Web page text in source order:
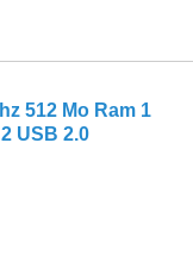
512 Mo Ram 1
USB 2.0